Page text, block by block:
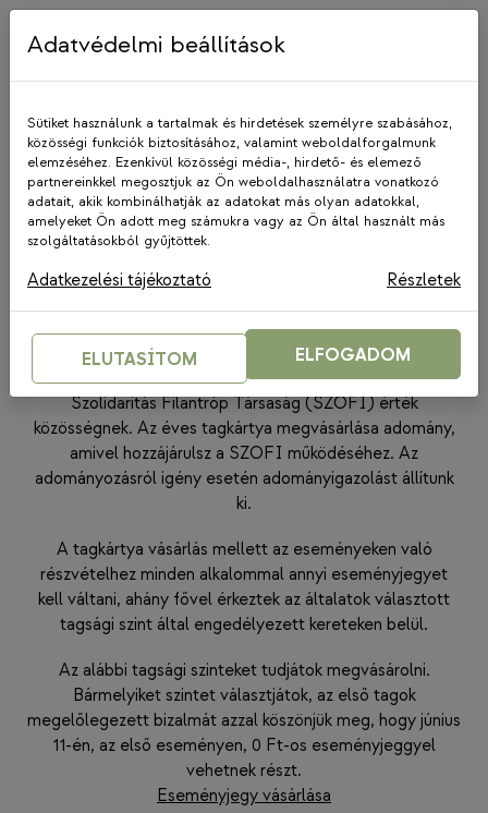
Skip
Szolidaritás Filantróp Társaság
(SZOFI)
VÁLASSZ NEKED MEGFELELŐ
TAGSÁGOT!
Vásárolj éves tagkártyát, és egy évig tagja leszel a
Szolidaritás Filantróp Társaság (SZOFI) érték
közösségnek. Az éves tagkártya megvásárlása adomány,
amivel hozzájárulsz a SZOFI működéséhez. Az
adományozásról igény esetén adományigazolást állítunk
ki.
A tagkártya vásárlás mellett az eseményeken való
részvételhez minden alkalommal annyi eseményjegyet
kell váltani, ahány fővel érkeztek az általatok választott
tagsági szint által engedélyezett kereteken belül.
Az alábbi tagsági szinteket tudjátok megvásárolni.
Bármelyiket szintet választjátok, az első tagok
megelőlegezett bizalmát azzal köszönjük meg, hogy június
11-én, az első eseményen, 0 Ft-os eseményjeggyel
vehetnek részt.
Eseményjegy vásárlása
Adatvédelmi beállítások
Sütiket használunk a tartalmak és hirdetések személyre szabásához,
közösségi funkciók biztosításához, valamint weboldalforgalmunk
elemzéséhez. Ezenkívül közösségi média-, hirdető- és elemező
partnereinkkel megosztjuk az Ön weboldalhasználatra vonatkozó
adatait, akik kombinálhatják az adatokat más olyan adatokkal,
amelyeket Ön adott meg számukra vagy az Ön által használt más
szolgáltatásokból gyűjtöttek.
Adatkezelési tájékoztató Részletek
ELUTASÍTOM ELFOGADOM